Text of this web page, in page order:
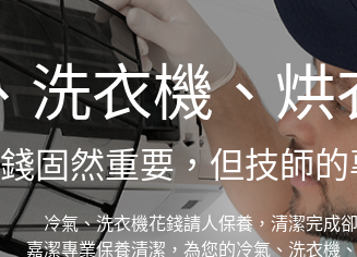
保養，為
您吹的是冷氣，還是塵蟎?您洗的是衣服
嘉潔專業保養清潔，為您的冷氣、洗衣機、